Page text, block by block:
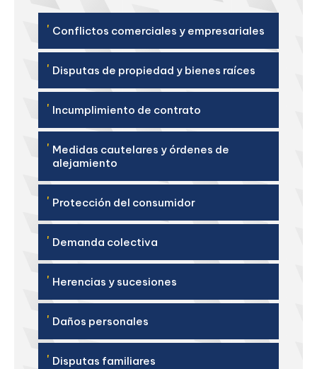
' Conflictos comerciales y empresariales
' Disputas de propiedad y bienes raíces
' Incumplimiento de contrato
' Medidas cautelares y órdenes de
alejamiento
' Protección del consumidor
' Demanda colectiva
' Herencias y sucesiones
' Daños personales
' Disputas familiares